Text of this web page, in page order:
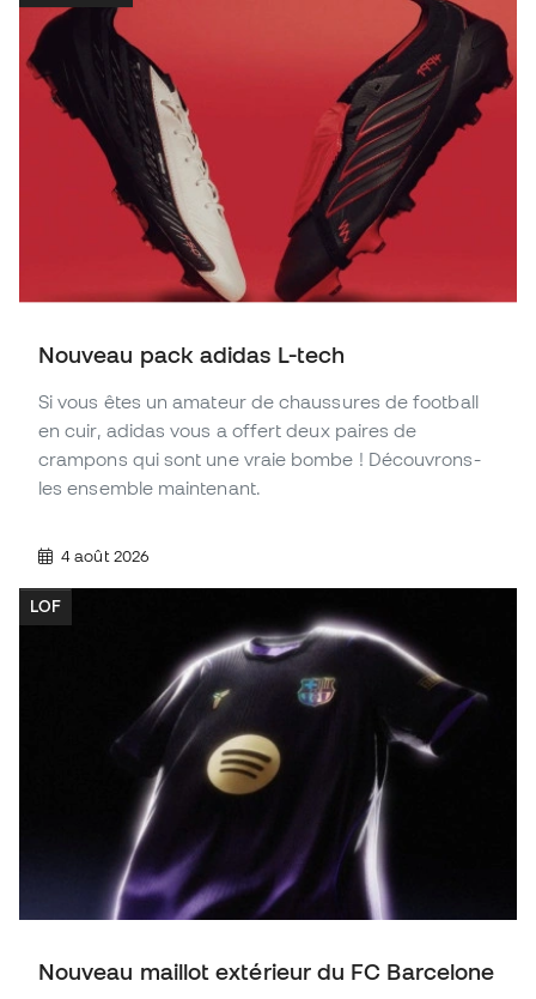
Nouveau pack adidas L-tech
Si vous êtes un amateur de chaussures de football
en cuir, adidas vous a offert deux paires de
crampons qui sont une vraie bombe ! Découvrons-
les ensemble maintenant.
4 août 2026
LOF
Nouveau maillot extérieur du FC Barcelone